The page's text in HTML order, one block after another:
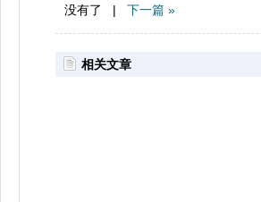
没有了 | 下一篇 »
相关文章